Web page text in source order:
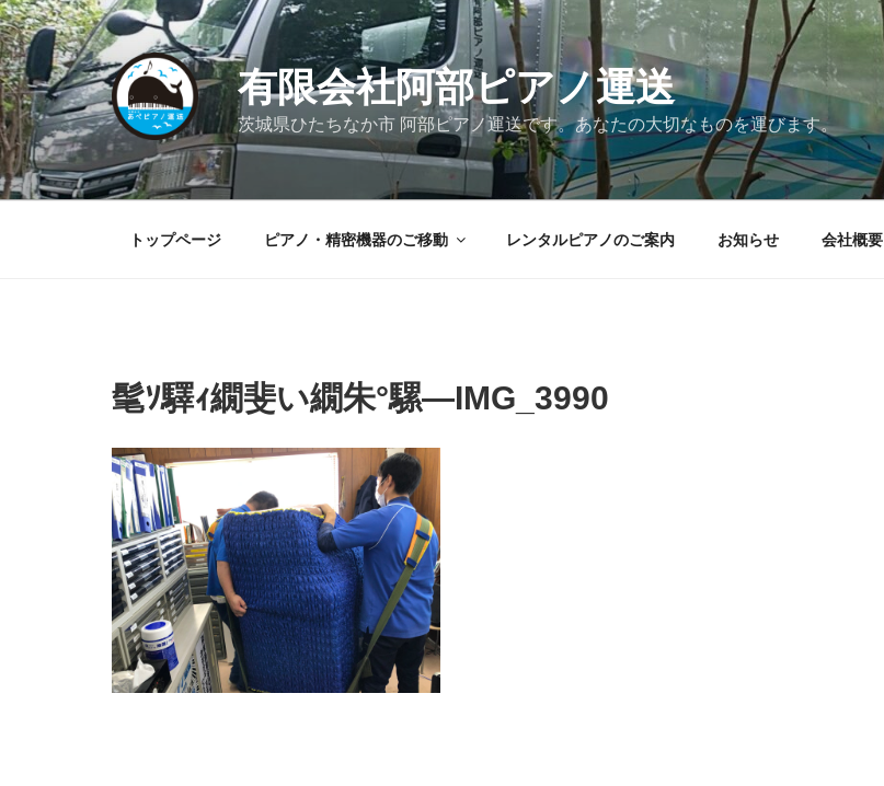
コ
ン
テ
ン
ツ
へ
ス
キ
有限会社阿部ピアノ運送
茨城県ひたちなか市 阿部ピアノ運送です。あなたの大切なものを運びます。
トップページ ピアノ・精密機器のご移動 レンタルピアノのご案内 お知らせ 会社概要
髦ｿ驛ｨ繝斐い繝朱°騾―IMG_3990